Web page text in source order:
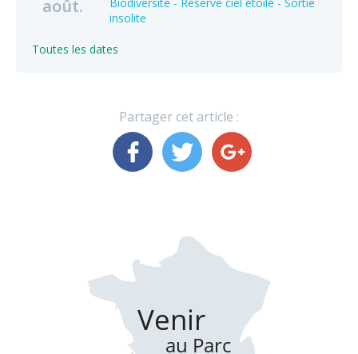
août.
Biodiversité - Réserve ciel étoilé - Sortie
insolite
Toutes les dates
Partager cet article :